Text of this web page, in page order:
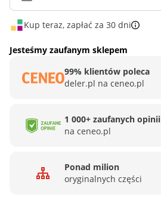
Kup teraz, zapłać za 30 dni
Jesteśmy zaufanym sklepem
99% klientów poleca
deler.pl na ceneo.pl
1 000+ zaufanych opinii
na ceneo.pl
Ponad milion
oryginalnych części